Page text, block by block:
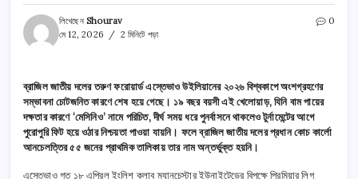
লিখেছেন Shourav
মে 12, 2026
2 মিনিটে পড়া
0
ব্রাজিল জাতীয় দলের তরুণ ফরোয়ার্ড এস্তেভাও উইলিয়ানের ২০২৬ বিশ্বকাপে অংশগ্রহণের
সম্ভাবনা চোটজনিত কারণে শেষ হয়ে গেছে। ১৯ বছর বয়সী এই খেলোয়াড়, যিনি বাম পায়ের
দক্ষতার কারণে ‘মেসিনিও’ নামে পরিচিত, দীর্ঘ সময় ধরে পুনর্বাসনে থাকলেও টুর্নামেন্টের আগে
পুরোপুরি ফিট হয়ে ওঠার নিশ্চয়তা পাওয়া যায়নি। ফলে ব্রাজিল জাতীয় দলের প্রধান কোচ কার্লো
আনচেলত্তির ৫৫ জনের প্রাথমিক তালিকায় তার নাম অন্তর্ভুক্ত হয়নি।
এস্তেভাও গত ১৮ এপ্রিল ইংলিশ ক্লাব ম্যানচেস্টার ইউনাইটেডের বিপক্ষে প্রিমিয়ার লিগ